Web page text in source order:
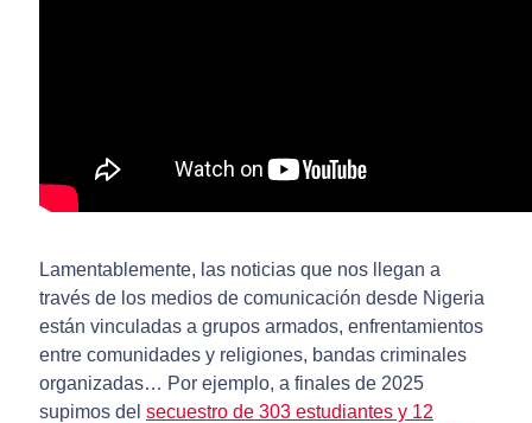
Lamentablemente, las noticias que nos llegan a
través de los medios de comunicación desde Nigeria
están vinculadas a grupos armados, enfrentamientos
entre comunidades y religiones, bandas criminales
organizadas… Por ejemplo, a finales de 2025
supimos del secuestro de 303 estudiantes y 12